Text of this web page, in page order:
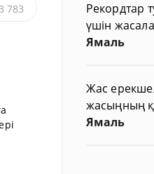
783
Рекордтар
үшін
Ямаль
Жас
жасыңның
Ямаль